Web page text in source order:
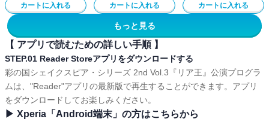
カートに入れる カートに入れる カートに入れる
もっと見る
【 アプリで読むための詳しい手順 】
STEP.01 Reader Storeアプリをダウンロードする
彩の国シェイクスピア・シリーズ 2nd Vol.3『リア王』公演プログラ
ムは、"Reader"アプリの最新版で再生することができます。アプリ
をダウンロードしてお楽しみください。
▶ Xperia「Android端末」の方はこちらから